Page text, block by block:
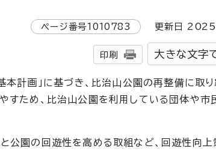
ページ番号1010783 更新日 2025
印刷 大きな文字
計画」に基づき、比治山公園の再整備に取
すため、比治山公園を利用している団体や市
公園の回遊性を高める取組など、回遊性向